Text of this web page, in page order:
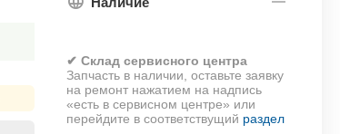
✔ Склад сервисного центра
Запчасть в наличии, оставьте заявку
на ремонт нажатием на надпись
«есть в сервисном центре» или
перейдите в соответствущий раздел